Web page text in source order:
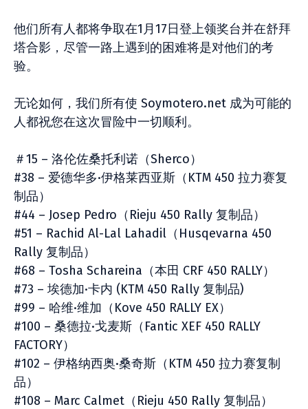
他们所有人都将争取在1月17日登上领奖台并在舒拜
塔合影，尽管一路上遇到的困难将是对他们的考
验。
无论如何，我们所有使 Soymotero.net 成为可能的
人都祝您在这次冒险中一切顺利。
＃15 – 洛伦佐桑托利诺（Sherco）
#38 – 爱德华多·伊格莱西亚斯（KTM 450 拉力赛复
制品）
#44 – Josep Pedro（Rieju 450 Rally 复制品）
#51 – Rachid Al-Lal Lahadil（Husqevarna 450
Rally 复制品）
#68 – Tosha Schareina（本田 CRF 450 RALLY）
#73 – 埃德加·卡内 (KTM 450 Rally 复制品)
#99 – 哈维·维加（Kove 450 RALLY EX）
#100 – 桑德拉·戈麦斯（Fantic XEF 450 RALLY
FACTORY）
#102 – 伊格纳西奥·桑奇斯（KTM 450 拉力赛复制
品）
#108 – Marc Calmet（Rieju 450 Rally 复制品）